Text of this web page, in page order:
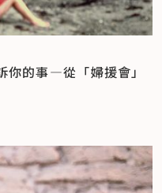
你的事—從「婦援會」